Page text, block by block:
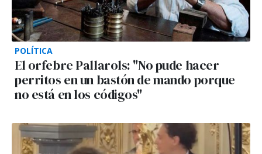
POLÍTICA
El orfebre Pallarols: "No pude hacer
perritos en un bastón de mando porque
no está en los códigos"